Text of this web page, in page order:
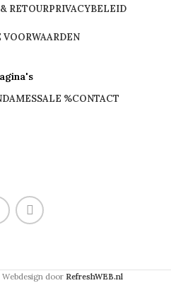
RETOURPRIVACYBELEID
DAMESSALE %CONTACT
door RefreshWEB.nl